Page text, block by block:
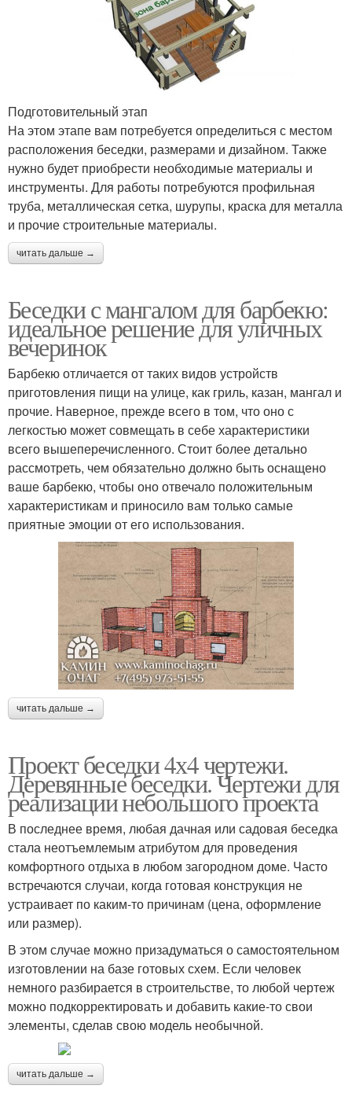
Подготовительный этап
На этом этапе вам потребуется определиться с местом
расположения беседки, размерами и дизайном. Также
нужно будет приобрести необходимые материалы и
инструменты. Для работы потребуются профильная
труба, металлическая сетка, шурупы, краска для металла
и прочие строительные материалы.
читать дальше →
Беседки с мангалом для барбекю:
идеальное решение для уличных
вечеринок
Барбекю отличается от таких видов устройств
приготовления пищи на улице, как гриль, казан, мангал и
прочие. Наверное, прежде всего в том, что оно с
легкостью может совмещать в себе характеристики
всего вышеперечисленного. Стоит более детально
рассмотреть, чем обязательно должно быть оснащено
ваше барбекю, чтобы оно отвечало положительным
характеристикам и приносило вам только самые
приятные эмоции от его использования.
читать дальше →
Проект беседки 4х4 чертежи.
Деревянные беседки. Чертежи для
реализации небольшого проекта
В последнее время, любая дачная или садовая беседка
стала неотъемлемым атрибутом для проведения
комфортного отдыха в любом загородном доме. Часто
встречаются случаи, когда готовая конструкция не
устраивает по каким-то причинам (цена, оформление
или размер).
В этом случае можно призадуматься о самостоятельном
изготовлении на базе готовых схем. Если человек
немного разбирается в строительстве, то любой чертеж
можно подкорректировать и добавить какие-то свои
элементы, сделав свою модель необычной.
читать дальше →